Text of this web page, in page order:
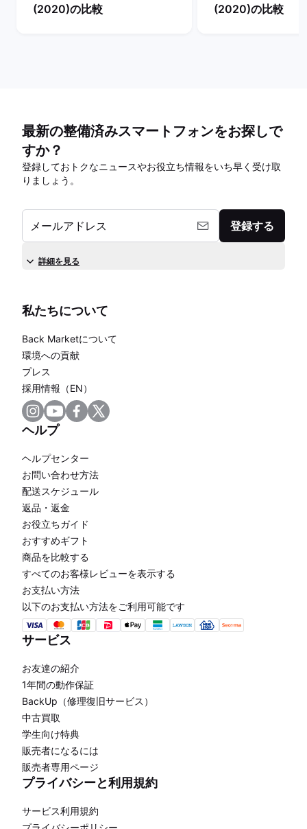
(2020)の比較
(2020)の比較
最新の整備済みスマートフォンをお探しで
すか？
登録しておトクなニュースやお役立ち情報をいち早く受け取
りましょう。
メールアドレス 登録する
詳細を見る
私たちについて
Back Marketについて
環境への貢献
プレス
採用情報（EN）
ヘルプ
ヘルプセンター
お問い合わせ方法
配送スケジュール
返品・返金
お役立ちガイド
おすすめギフト
商品を比較する
すべてのお客様レビューを表示する
お支払い方法
以下のお支払い方法をご利用可能です
サービス
お友達の紹介
1年間の動作保証
BackUp（修理復旧サービス）
中古買取
学生向け特典
販売者になるには
販売者専用ページ
プライバシーと利用規約
サービス利用規約